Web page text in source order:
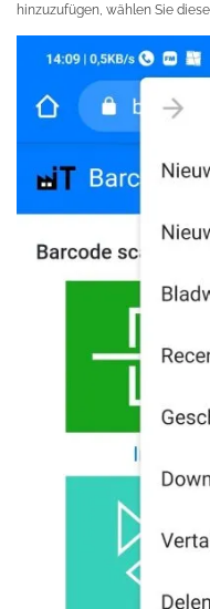
hinzuzufügen, wählen Sie